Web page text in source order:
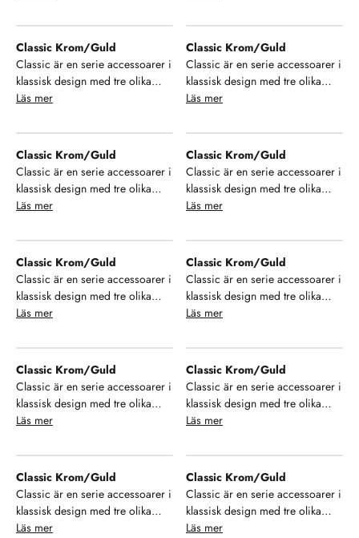
stort urval av modeller som ger
dig möjlighet till enhetlighet i ditt
badrum. Se, njut och hamoniera
din inredning!
stort urval av modeller som ger
dig möjlighet till enhetlighet i ditt
badrum. Se, njut och hamoniera
din inredning!
Classic Krom/Guld
Classic är en serie accessoarer i
klassisk design med tre olika
finish på ytan. Välj mellan krom,
stort urval av modeller som ger
dig möjlighet till enhetlighet i ditt
badrum. Se, njut och hamoniera
din inredning!
Läs mer
Classic Krom/Guld
Classic är en serie accessoarer i
klassisk design med tre olika
finish på ytan. Välj mellan krom,
stort urval av modeller som ger
dig möjlighet till enhetlighet i ditt
badrum. Se, njut och hamoniera
din inredning!
Läs mer
Classic Krom/Guld
Classic är en serie accessoarer i
klassisk design med tre olika
finish på ytan. Välj mellan krom,
stort urval av modeller som ger
dig möjlighet till enhetlighet i ditt
badrum. Se, njut och hamoniera
din inredning!
Läs mer
Classic Krom/Guld
Classic är en serie accessoarer i
klassisk design med tre olika
finish på ytan. Välj mellan krom,
stort urval av modeller som ger
dig möjlighet till enhetlighet i ditt
badrum. Se, njut och hamoniera
din inredning!
Läs mer
Classic Krom/Guld
Classic är en serie accessoarer i
klassisk design med tre olika
finish på ytan. Välj mellan krom,
stort urval av modeller som ger
dig möjlighet till enhetlighet i ditt
badrum. Se, njut och hamoniera
din inredning!
Läs mer
Classic Krom/Guld
Classic är en serie accessoarer i
klassisk design med tre olika
finish på ytan. Välj mellan krom,
stort urval av modeller som ger
dig möjlighet till enhetlighet i ditt
badrum. Se, njut och hamoniera
din inredning!
Läs mer
Classic Krom/Guld
Classic är en serie accessoarer i
klassisk design med tre olika
finish på ytan. Välj mellan krom,
stort urval av modeller som ger
dig möjlighet till enhetlighet i ditt
badrum. Se, njut och hamoniera
din inredning!
Läs mer
Classic Krom/Guld
Classic är en serie accessoarer i
klassisk design med tre olika
finish på ytan. Välj mellan krom,
stort urval av modeller som ger
dig möjlighet till enhetlighet i ditt
badrum. Se, njut och hamoniera
din inredning!
Läs mer
Classic Krom/Guld
Classic är en serie accessoarer i
klassisk design med tre olika
finish på ytan. Välj mellan krom,
Läs mer
Classic Krom/Guld
Classic är en serie accessoarer i
klassisk design med tre olika
finish på ytan. Välj mellan krom,
Läs mer